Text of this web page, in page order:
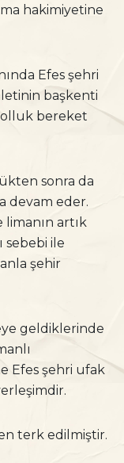
hakimiyetine
Efes şehri
başkenti
bereket
sonra da
devam eder.
artık
sebebi ile
şehir
geldiklerinde
Efes şehri ufak
terk edilmiştir.